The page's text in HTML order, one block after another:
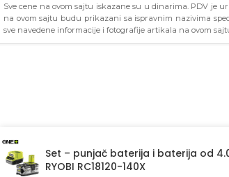
Sve cene na ovom sajtu iskazane su u dinarima. PDV je
na ovom sajtu budu prikazani sa ispravnim nazivima
sve navedene informacije i fotografije artikala na ovom
Set – punjač baterija i baterija od
RYOBI RC18120-140X